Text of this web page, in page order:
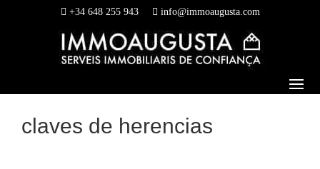
+34 648 255 943 info@immoaugusta.com
claves de herencias